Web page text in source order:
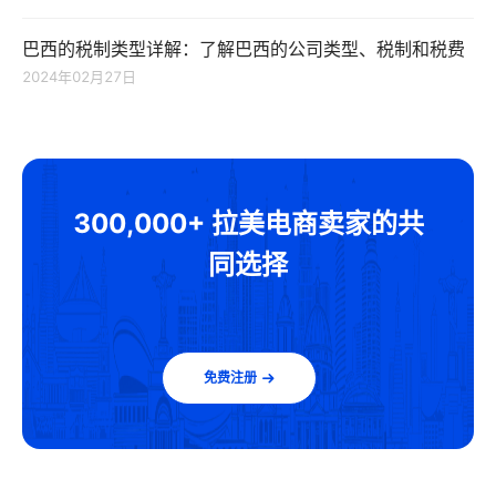
巴西的税制类型详解：了解巴西的公司类型、税制和税费
2024年02月27日
300,000+ 拉美电商卖家的共
同选择
免费注册